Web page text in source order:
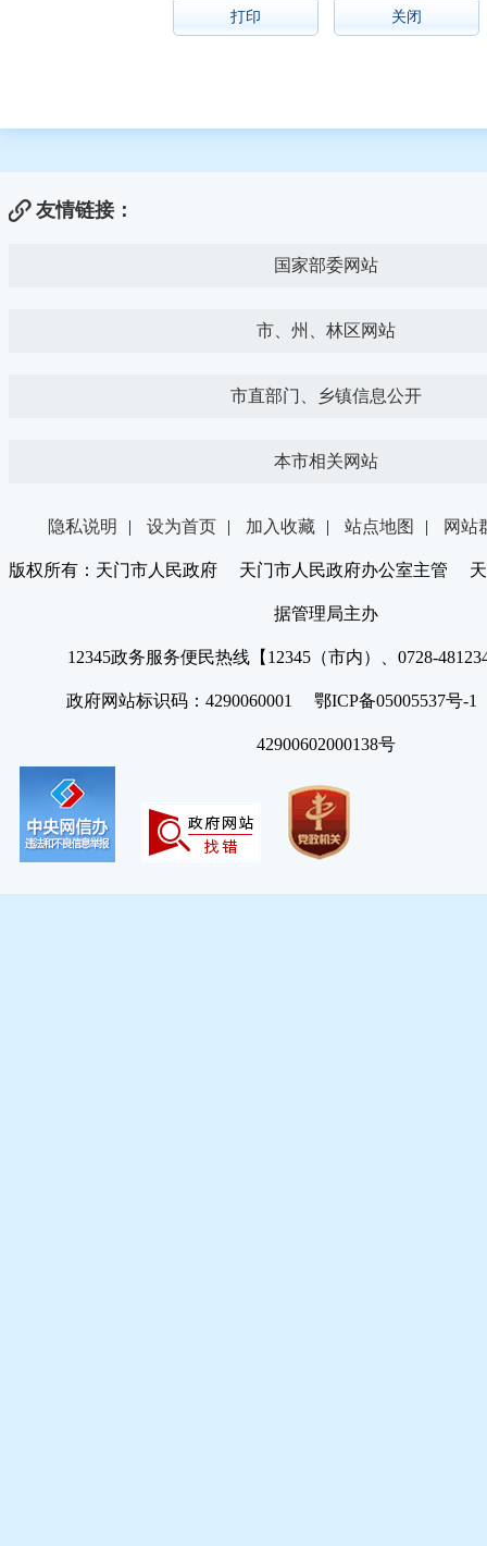
打印 关闭
友情链接：
国家部委网站
市、州、林区网站
市直部门、乡镇信息公开
本市相关网站
隐私说明 | 设为首页 | 加入收藏 | 站点地图 | 网站
版权所有：天门市人民政府 天门市人民政府办公室主管 天
据管理局主办
12345政务服务便民热线【12345（市内）、0728-
政府网站标识码：4290060001 鄂ICP备05005537号
42900602000138号